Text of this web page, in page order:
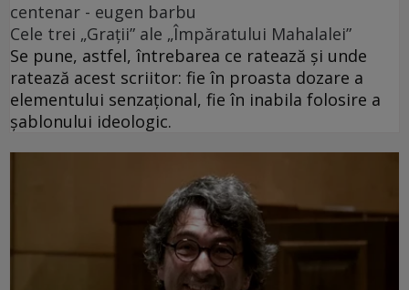
centenar - eugen barbu
Cele trei „Grații” ale „Împăratului Mahalalei”
Se pune, astfel, întrebarea ce ratează și unde
ratează acest scriitor: fie în proasta dozare a
elementului senzațional, fie în inabila folosire a
șablonului ideologic.